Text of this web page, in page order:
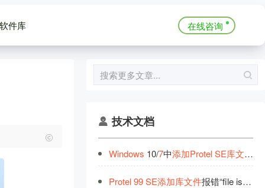
件库 在线咨询
技术文档
Windows 10/7中添加Protel SE库文件
Protel 99 SE添加库文件报错“file is not recognized”